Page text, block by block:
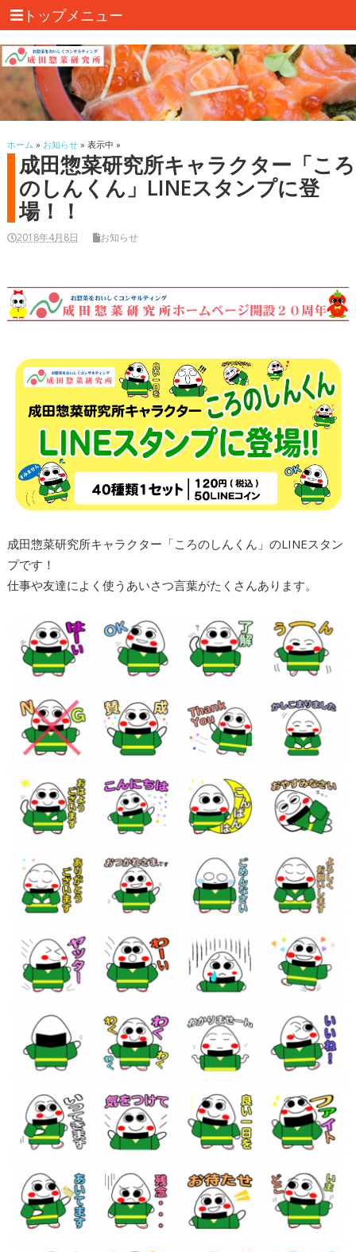
トップメニュー
ホーム » お知らせ» 表示中 »
成田惣菜研究所キャラクター「ころ
のしんくん」LINEスタンプに登
場！！
2018年4月8日 お知らせ
成田惣菜研究所キャラクター「ころのしんくん」のLINEスタン
プです！
仕事や友達によく使うあいさつ言葉がたくさんあります。